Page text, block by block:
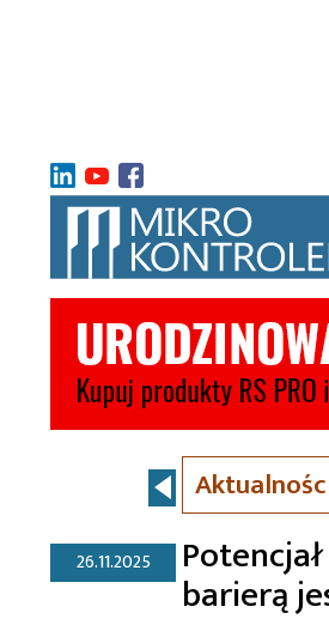
26.11.2025
barierą